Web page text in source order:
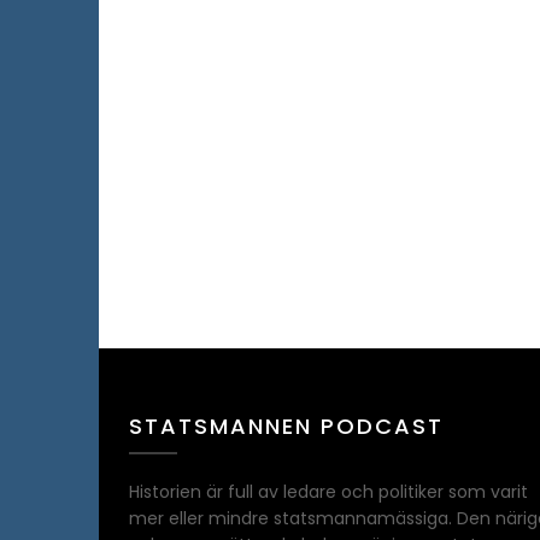
STATSMANNEN PODCAST
Historien är full av ledare och politiker som varit
mer eller mindre statsmannamässiga. Den